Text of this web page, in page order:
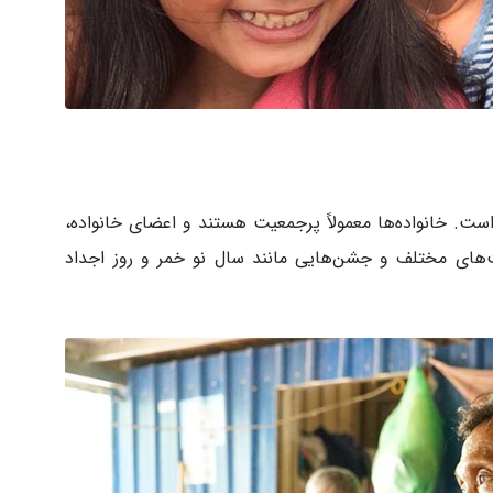
خانواده‌ها معمولاً پرجمعیت هستند و اعضای خانواده،
مختلف و جشن‌هایی مانند سال نو خمر و روز اجداد